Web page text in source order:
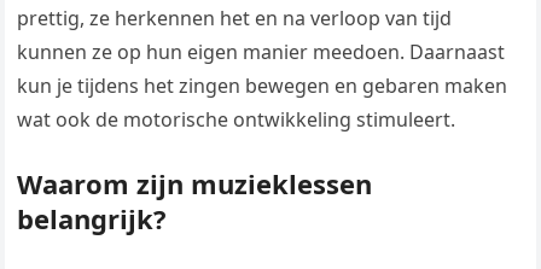
prettig, ze herkennen het en na verloop van tijd
kunnen ze op hun eigen manier meedoen. Daarnaast
kun je tijdens het zingen bewegen en gebaren maken
wat ook de motorische ontwikkeling stimuleert.
Waarom zijn muzieklessen
belangrijk?